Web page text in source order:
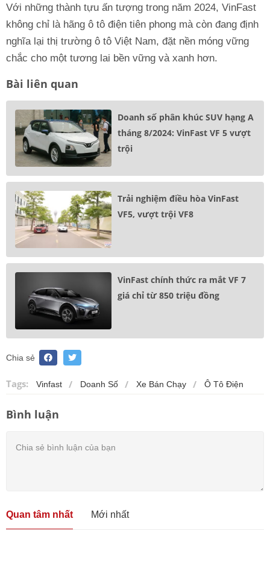
Với những thành tựu ấn tượng trong năm 2024, VinFast
không chỉ là hãng ô tô điện tiên phong mà còn đang định
nghĩa lại thị trường ô tô Việt Nam, đặt nền móng vững
chắc cho một tương lai bền vững và xanh hơn.
Bài liên quan
Doanh số phân khúc SUV hạng A
tháng 8/2024: VinFast VF 5 vượt
trội
Trải nghiệm điều hòa VinFast
VF5, vượt trội VF8
VinFast chính thức ra mắt VF 7
giá chỉ từ 850 triệu đồng
Chia sẻ
Tags: Vinfast Doanh Số Xe Bán Chạy Ô Tô Điện
Bình luận
Quan tâm nhất Mới nhất